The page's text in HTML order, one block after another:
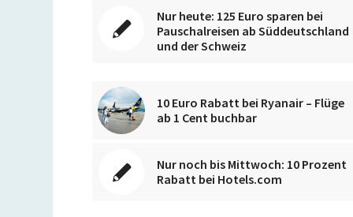
Nur heute: 125 Euro sparen bei
Pauschalreisen ab Süddeutschland
und der Schweiz
10 Euro Rabatt bei Ryanair – Flüge
ab 1 Cent buchbar
Nur noch bis Mittwoch: 10 Prozent
Rabatt bei Hotels.com